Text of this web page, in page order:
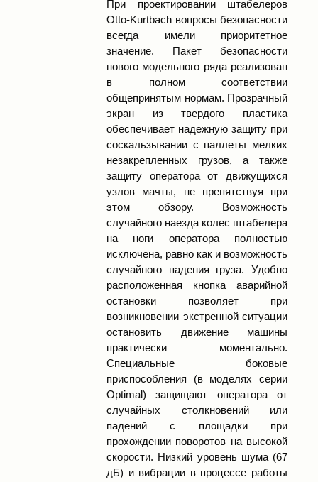
При проектировании штабелеров
Otto-Kurtbach вопросы безопасности
всегда имели приоритетное
значение. Пакет безопасности
нового модельного ряда реализован
в полном соответствии
общепринятым нормам. Прозрачный
экран из твердого пластика
обеспечивает надежную защиту при
соскальзывании с паллеты мелких
незакрепленных грузов, а также
защиту оператора от движущихся
узлов мачты, не препятствуя при
этом обзору. Возможность
случайного наезда колес штабелера
на ноги оператора полностью
исключена, равно как и возможность
случайного падения груза. Удобно
расположенная кнопка аварийной
остановки позволяет при
возникновении экстренной ситуации
остановить движение машины
практически моментально.
Специальные боковые
приспособления (в моделях серии
Optimal) защищают оператора от
случайных столкновений или
падений с площадки при
прохождении поворотов на высокой
скорости. Низкий уровень шума (67
дБ) и вибрации в процессе работы